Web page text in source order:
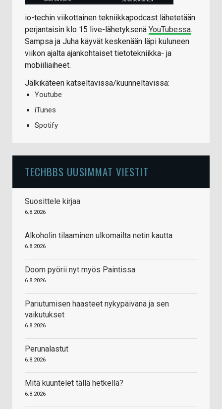
io-techin viikottainen tekniikkapodcast lähetetään
perjantaisin klo 15 live-lähetyksenä YouTubessa.
Sampsa ja Juha käyvät keskenään läpi kuluneen
viikon ajalta ajankohtaiset tietotekniikka- ja
mobiiliaiheet.
Jälkikäteen katseltavissa/kuunneltavissa:
Youtube
iTunes
Spotify
TECHBBS UUSIMMAT VIESTIT
Suosittele kirjaa
6.8.2026
Alkoholin tilaaminen ulkomailta netin kautta
6.8.2026
Doom pyörii nyt myös Paintissa
6.8.2026
Pariutumisen haasteet nykypäivänä ja sen
vaikutukset
6.8.2026
Perunalastut
6.8.2026
Mitä kuuntelet tällä hetkellä?
6.8.2026